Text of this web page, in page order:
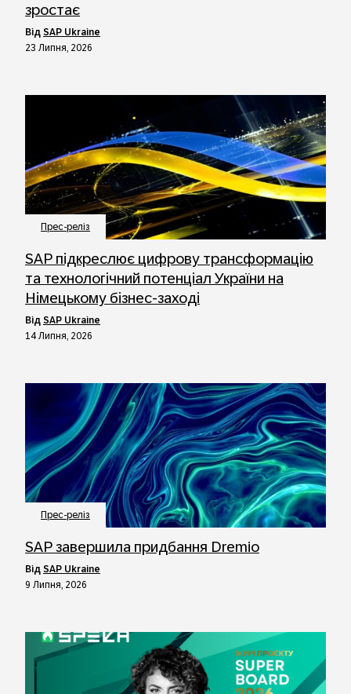
зростає
від SAP Ukraine
23 Липня, 2026
Прес-реліз
SAP підкреслює цифрову трансформацію
та технологічний потенціал України на
Німецькому бізнес-заході
від SAP Ukraine
14 Липня, 2026
Прес-реліз
SAP завершила придбання Dremio
від SAP Ukraine
9 Липня, 2026